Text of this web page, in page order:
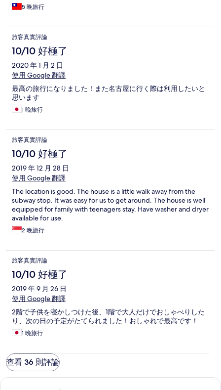
5 晚旅行
旅客真實評論
10/10 好極了
2020 年 1 月 2 日
使用 Google 翻譯
最高の旅行になりました！また名古屋に行く際は利用したいと
思います
1 晚旅行
旅客真實評論
10/10 好極了
2019 年 12 月 28 日
使用 Google 翻譯
The location is good. The house is a little walk away from the
subway stop. It was easy for us to get around. The house is well
equipped for family with teenagers stay. Have washer and dryer
available for use.
2 晚旅行
旅客真實評論
10/10 好極了
2019 年 9 月 26 日
使用 Google 翻譯
2階で子供を寝かしつけた後、1階で大人だけでおしゃべりした
り、次の日の予定がたてられました！おしゃれで最高です！
1 晚旅行
查看 36 則評論